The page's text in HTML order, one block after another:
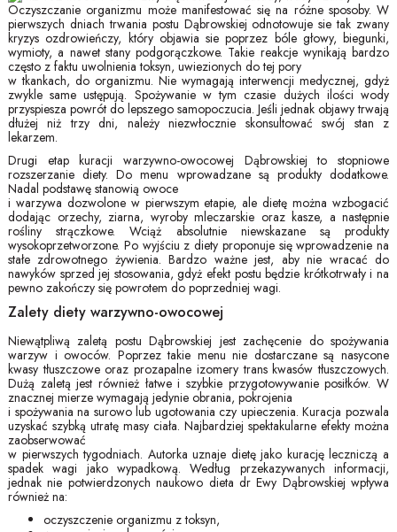
Oczyszczanie organizmu może manifestować się na różne sposoby. W
pierwszych dniach trwania postu Dąbrowskiej odnotowuje sie tak zwany
kryzys ozdrowieńczy, który objawia sie poprzez bóle głowy, biegunki,
wymioty, a nawet stany podgorączkowe. Takie reakcje wynikają bardzo
często z faktu uwolnienia toksyn, uwiezionych do tej pory
w tkankach, do organizmu. Nie wymagają interwencji medycznej, gdyż
zwykle same ustępują. Spożywanie w tym czasie dużych ilości wody
przyspiesza powrót do lepszego samopoczucia. Jeśli jednak objawy trwają
dłużej niż trzy dni, należy niezwłocznie skonsultować swój stan z
lekarzem.
Drugi etap kuracji warzywno-owocowej Dąbrowskiej to stopniowe
rozszerzanie diety. Do menu wprowadzane są produkty dodatkowe.
Nadal podstawę stanowią owoce
i warzywa dozwolone w pierwszym etapie, ale dietę można wzbogacić
dodając orzechy, ziarna, wyroby mleczarskie oraz kasze, a następnie
rośliny strączkowe. Wciąż absolutnie niewskazane są produkty
wysokoprzetworzone. Po wyjściu z diety proponuje się wprowadzenie na
stałe zdrowotnego żywienia. Bardzo ważne jest, aby nie wracać do
nawyków sprzed jej stosowania, gdyż efekt postu będzie krótkotrwały i na
pewno zakończy się powrotem do poprzedniej wagi.
Zalety diety warzywno-owocowej
Niewątpliwą zaletą postu Dąbrowskiej jest zachęcenie do spożywania
warzyw i owoców. Poprzez takie menu nie dostarczane są nasycone
kwasy tłuszczowe oraz prozapalne izomery trans kwasów tłuszczowych.
Dużą zaletą jest również łatwe i szybkie przygotowywanie posiłków. W
znacznej mierze wymagają jedynie obrania, pokrojenia
i spożywania na surowo lub ugotowania czy upieczenia. Kuracja pozwala
uzyskać szybką utratę masy ciała. Najbardziej spektakularne efekty można
zaobserwować
w pierwszych tygodniach. Autorka uznaje dietę jako kurację leczniczą a
spadek wagi jako wypadkową. Według przekazywanych informacji,
jednak nie potwierdzonych naukowo dieta dr Ewy Dąbrowskiej wpływa
również na:
oczyszczenie organizmu z toksyn,